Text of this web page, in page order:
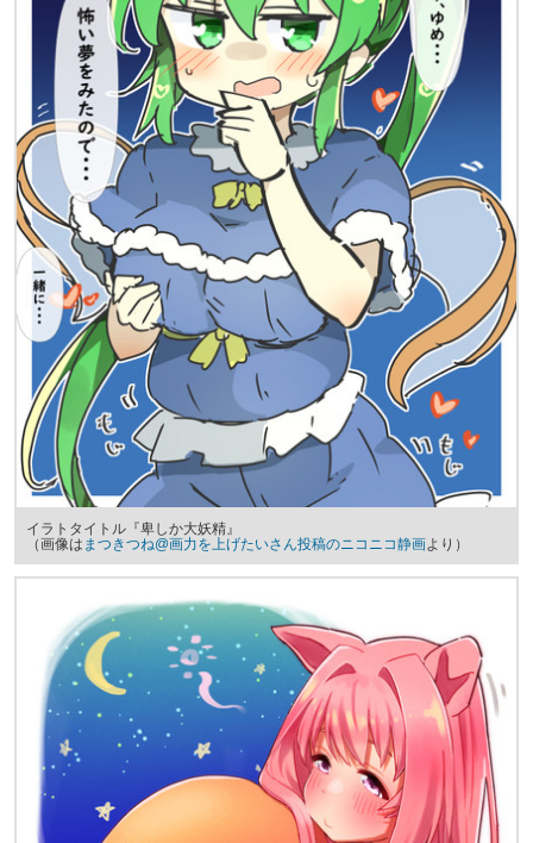
イラトタイトル『卑しか大妖精』
（画像は まつきつね@画力を上げたいさん投稿のニコニコ静画より）